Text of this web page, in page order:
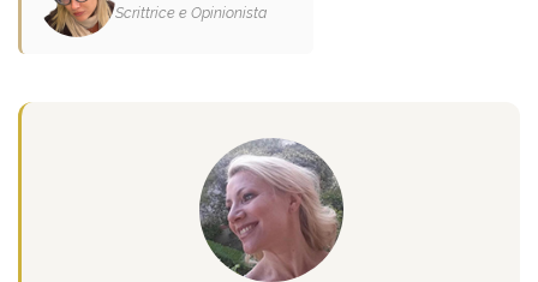
Scrittrice e Opinionista